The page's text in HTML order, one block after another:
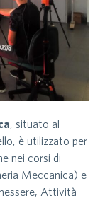
, situato al
è utilizzato per
nei corsi di
Meccanica) e
Attività